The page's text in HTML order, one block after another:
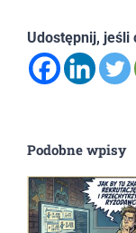
Udostępnij, jeśli
Podobne wpisy